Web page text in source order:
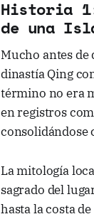
Historia
de una
Mucho antes de
dinastía Qing
término no era
en registros
consolidándose
La mitología
sagrado del
hasta la costa de